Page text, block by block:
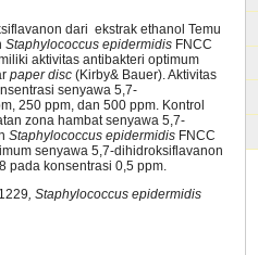
dari ekstrak ethanol Temu
Staphylococcus epidermidis FNCC
aktivitas antibakteri optimum
paper disc (Kirby& Bauer). Aktivitas
senyawa 5,7-
250 ppm, dan 500 ppm. Kontrol
zona hambat senyawa 5,7-
Staphylococcus epidermidis FNCC
senyawa 5,7-dihidroksiflavanon
pada konsentrasi 0,5 ppm.
, Staphylococcus epidermidis